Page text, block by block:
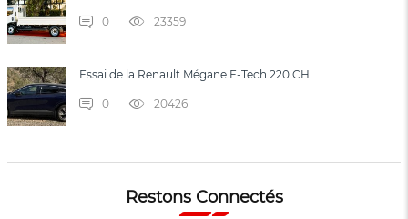
0 23359
Essai de la Renault Mégane E-Tech 220 CH...
0 20426
Restons Connectés